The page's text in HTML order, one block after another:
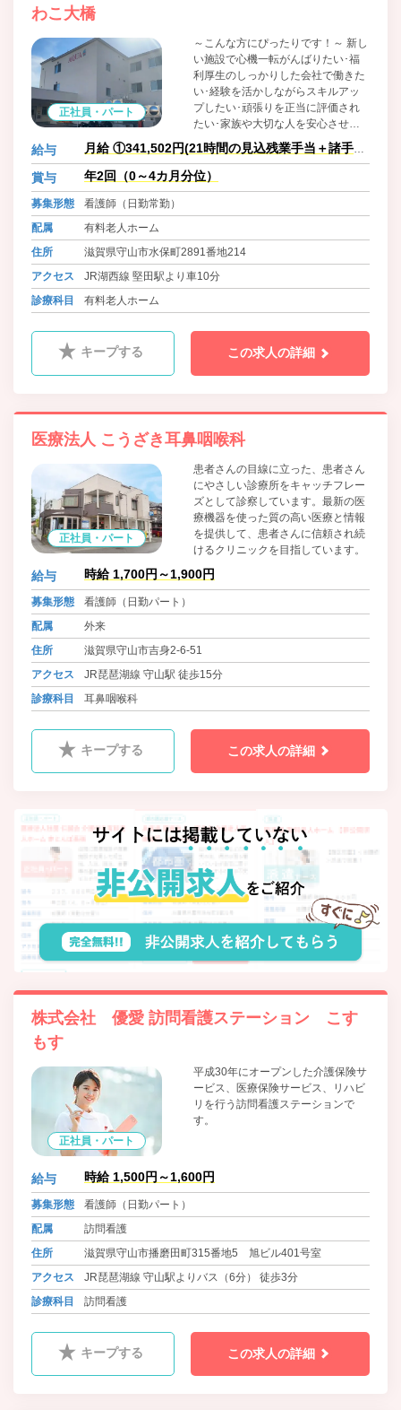
わこ大橋
正社員・パート
～こんな方にぴったりです！～ 新し
い施設で心機一転がんばりたい･福
利厚生のしっかりした会社で働きた
い･経験を活かしながらスキルアッ
プしたい･頑張りを正当に評価され
たい･家族や大切な人を安心させた
い
給与
月給 ①341,502円(21時間の見込残業手当＋諸手当
含む)
賞与 年2回（0～4カ月分位）
募集形態
看護師（日勤常勤）
配属
有料老人ホーム
住所
滋賀県守山市水保町2891番地214
アクセス
JR湖西線 堅田駅より車10分
診療科目
有料老人ホーム
キープする この求人の詳細
医療法人 こうざき耳鼻咽喉科
正社員・パート
患者さんの目線に立った、患者さん
にやさしい診療所をキャッチフレー
ズとして診察しています。最新の医
療機器を使った質の高い医療と情報
を提供して、患者さんに信頼され続
けるクリニックを目指しています。
給与 時給 1,700円～1,900円
募集形態
看護師（日勤パート）
配属
外来
住所
滋賀県守山市吉身2-6-51
アクセス
JR琵琶湖線 守山駅 徒歩15分
診療科目
耳鼻咽喉科
キープする この求人の詳細
株式会社 優愛 訪問看護ステーション こす
もす
正社員・パート
平成30年にオープンした介護保険サ
ービス、医療保険サービス、リハビ
リを行う訪問看護ステーションで
す。
給与 時給 1,500円～1,600円
募集形態
看護師（日勤パート）
配属
訪問看護
住所
滋賀県守山市播磨田町315番地5 旭ビル401号室
アクセス
JR琵琶湖線 守山駅よりバス（6分） 徒歩3分
診療科目
訪問看護
キープする この求人の詳細